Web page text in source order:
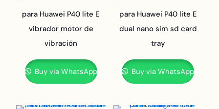
para Huawei P40 lite E
vibrador motor de
vibración
Buy via WhatsApp
para Huawei P40 lite E
dual nano sim sd card
tray
Buy via WhatsApp